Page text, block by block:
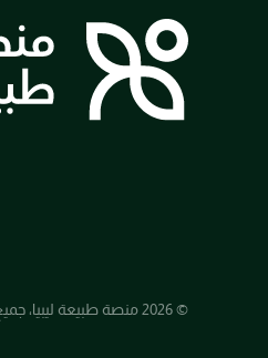
© 2026 منصة طبيعة ليبيا، جميع الحقوق محفوظة.